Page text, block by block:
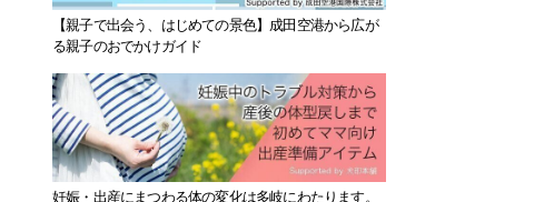
【親子で出会う、はじめての景色】成田空港から広が
る親子のおでかけガイド
妊娠・出産にまつわる体の変化は多岐にわたります。